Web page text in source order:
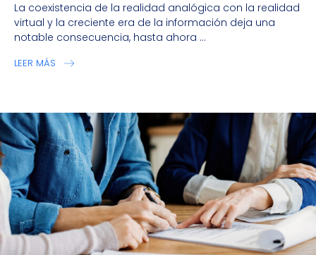
La coexistencia de la realidad analógica con la realidad
virtual y la creciente era de la información deja una
notable consecuencia, hasta ahora ...
LEER MÁS